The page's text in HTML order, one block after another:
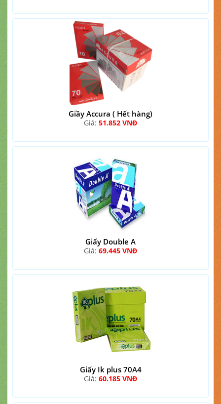
Giầy Accura ( Hết hàng)
Giá: 51.852 VNĐ
Giấy Double A
Giá: 69.445 VNĐ
Giấy Ik plus 70A4
Giá: 60.185 VNĐ